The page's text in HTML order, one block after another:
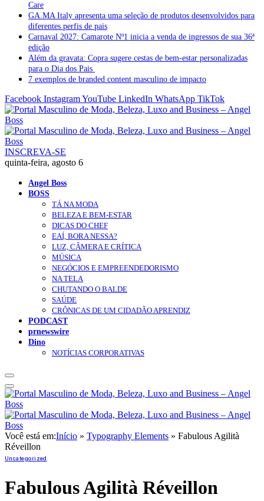
Care
GA.MA Italy apresenta uma seleção de produtos desenvolvidos para
diferentes perfis de pais
Carnaval 2027: Camarote Nº1 inicia a venda de ingressos de sua 36ª
edição
Além da gravata: Copra sugere cestas de bem-estar personalizadas
para o Dia dos Pais
7 exemplos de branded content masculino de impacto
Facebook InstagramYouTube LinkedIn WhatsApp TikTok
INSCREVA-SE
quinta-feira, agosto 6
Angel Boss
BOSS
TÁ NA MODA
BELEZA E BEM-ESTAR
DICAS DO CHEF
EAÍ, BORA NESSA?
LUZ, CÂMERA E CRÍTICA
MÚSICA
NEGÓCIOS E EMPREENDEDORISMO
NA TELA
CHUTANDO O BALDE
SAÚDE
CRÔNICAS DE UM CIDADÃO APRENDIZ
PODCAST
prnewswire
Dino
NOTÍCIAS CORPORATIVAS
Você está em:Início » Typography Elements » Fabulous Agilità
Réveillon
Uncategorized
Fabulous Agilità Réveillon